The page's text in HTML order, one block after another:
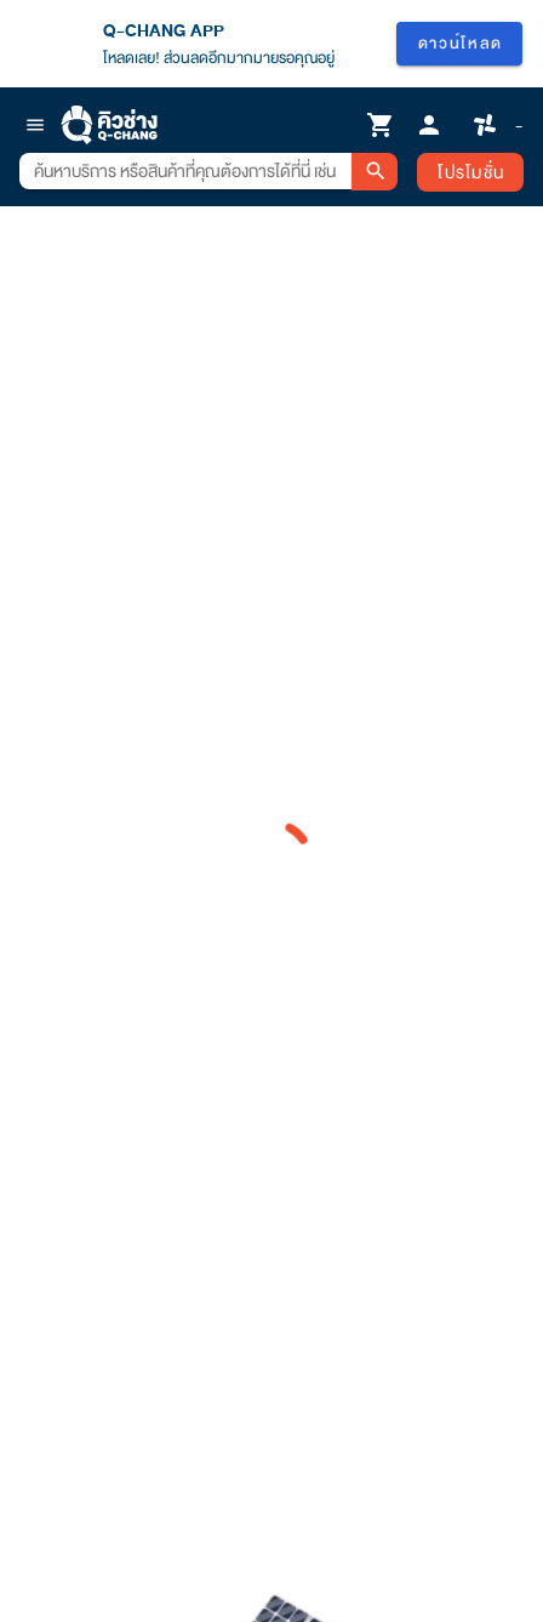
Q-CHANG APP
โหลดเลย! ส่วนลดอีกมากมายรอคุณอยู่
ดาวน์โหลด
menu shopping_cart person -
search โปรโมชั่น